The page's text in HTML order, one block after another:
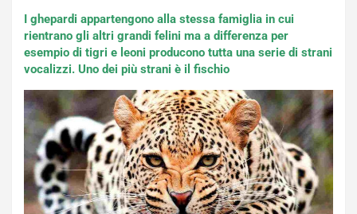
I ghepardi appartengono alla stessa famiglia in cui
rientrano gli altri grandi felini ma a differenza per
esempio di tigri e leoni producono tutta una serie di strani
vocalizzi. Uno dei più strani è il fischio